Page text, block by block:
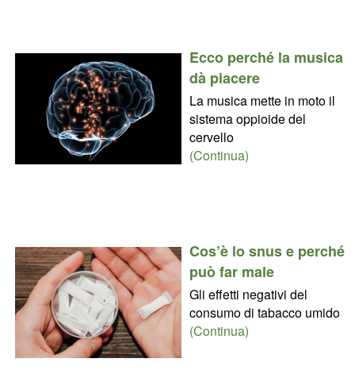
Ecco perché la musica
dà piacere
La musica mette in moto il
sistema oppioide del
cervello
(Continua)
Cos’è lo snus e perché
può far male
Gli effetti negativi del
consumo di tabacco umido
(Continua)